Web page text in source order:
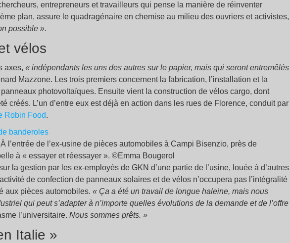
entrepreneurs et travailleurs qui pense la manière de réinventer
plan, assure le quadragénaire en chemise au milieu des ouvriers et activistes,
possible ».
vélos
axes, « indépendants les uns des autres sur le papier, mais qui seront entremêlés
Mazzone. Les trois premiers concernent la fabrication, l’installation et la
photovoltaïques. Ensuite vient la construction de vélos cargo, dont
créés. L’un d’entre eux est déjà en action dans les rues de Florence, conduit par
Robin Food.
À l’entrée de l’ex-usine de pièces automobiles à Campi Bisenzio, près de
à « essayer et réessayer ». ©Emma Bougerol
la gestion par les ex-employés de GKN d’une partie de l’usine, louée à d’autres
de confection de panneaux solaires et de vélos n’occupera pas l’intégralité
aux pièces automobiles. « Ça a été un travail de longue haleine, mais nous
qui peut s’adapter à n’importe quelles évolutions de la demande et de l’offre
l’universitaire. Nous sommes prêts. »
Italie »